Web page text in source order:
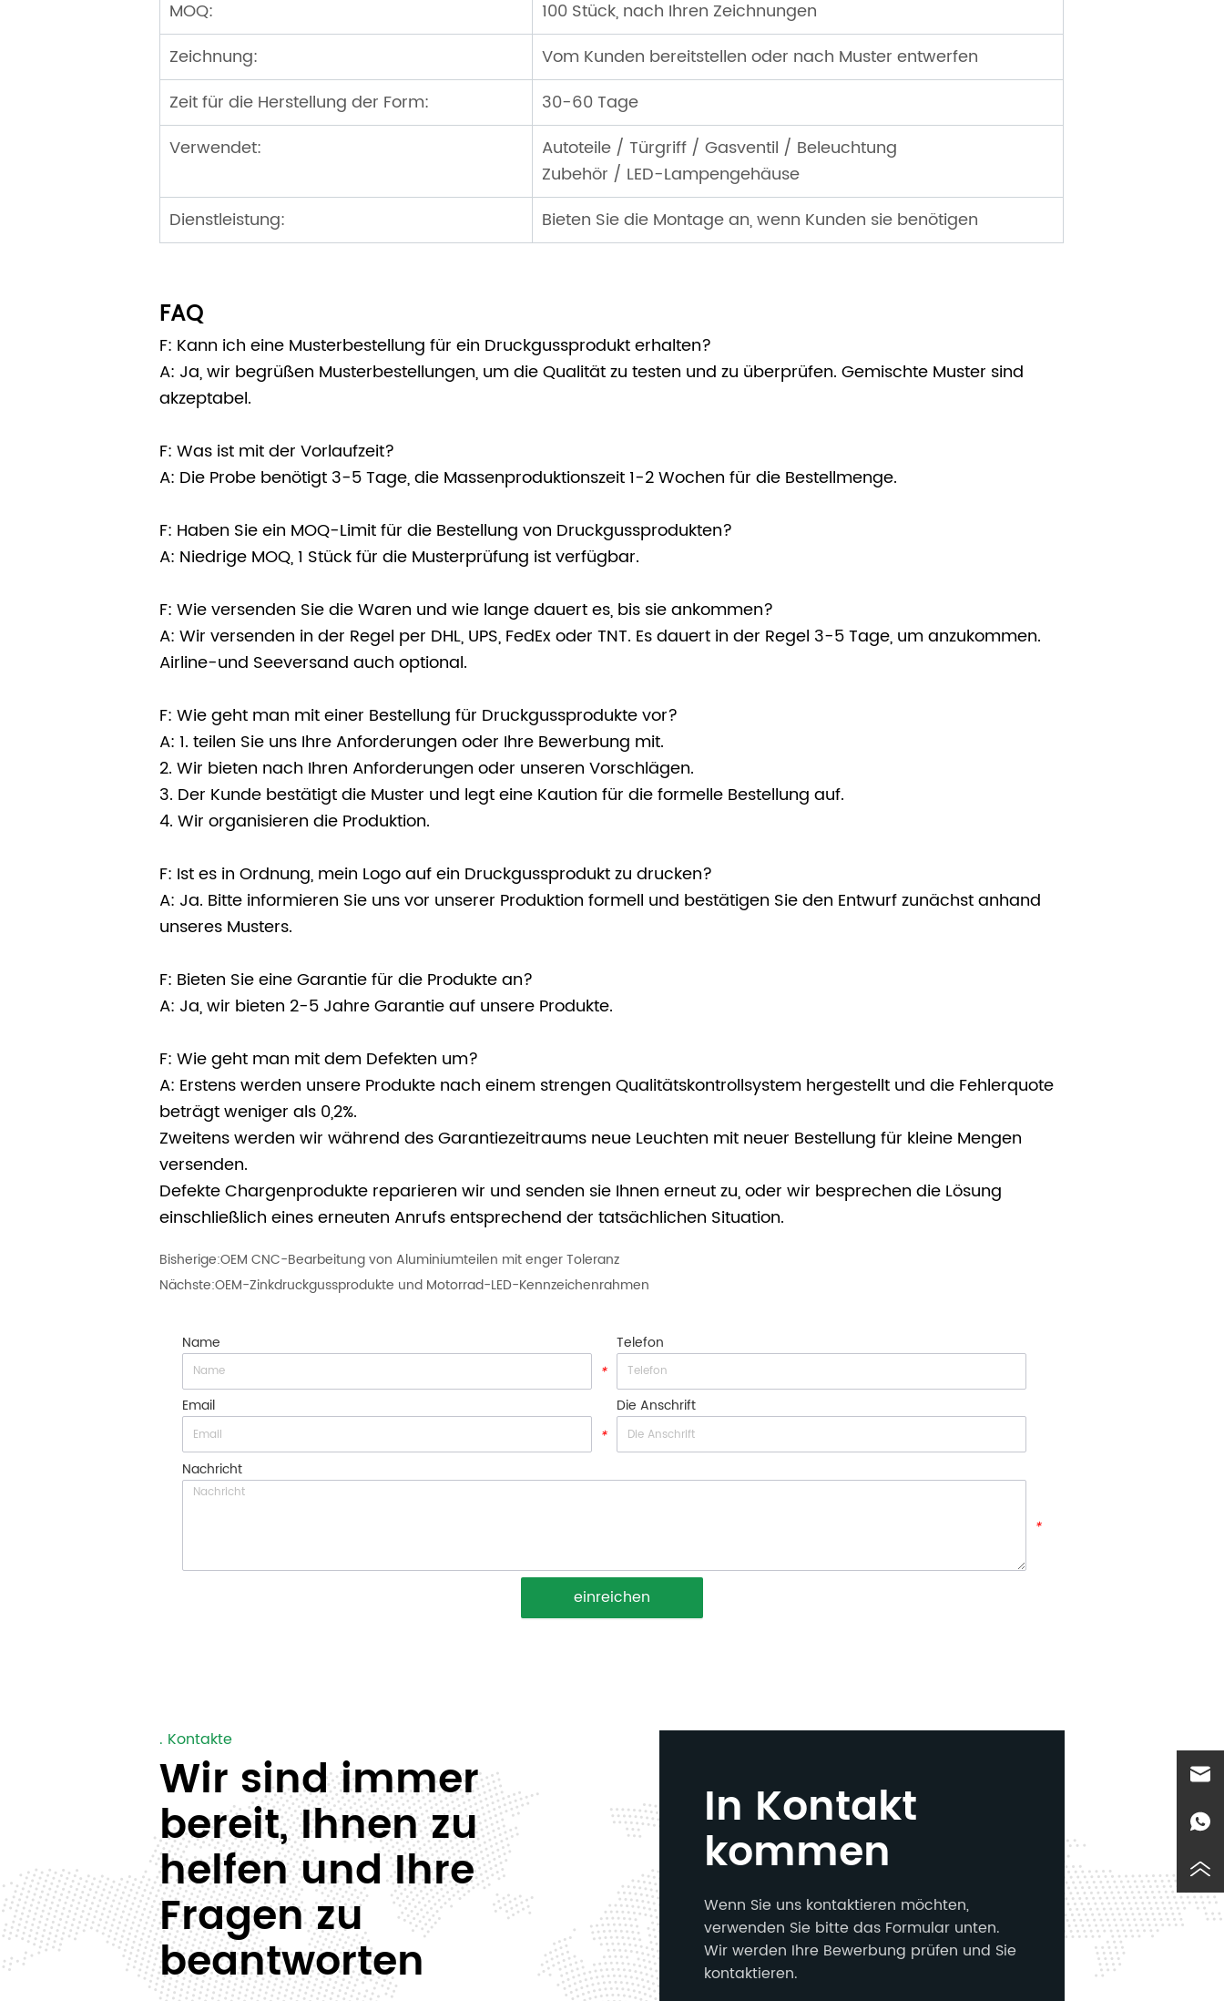
MOQ:
100 Stück, nach Ihren Zeichnungen
Zeichnung:
Vom Kunden bereitstellen oder nach Muster entwerfen
Zeit für die Herstellung der Form:
30-60 Tage
Verwendet:
Autoteile / Türgriff / Gasventil / Beleuchtung
Zubehör / LED-Lampengehäuse
Dienstleistung:
Bieten Sie die Montage an, wenn Kunden sie benötigen
FAQ
F: Kann ich eine Musterbestellung für ein Druckgussprodukt erhalten?
A: Ja, wir begrüßen Musterbestellungen, um die Qualität zu testen und zu überprüfen. Gemischte Muster sind
akzeptabel.
F: Was ist mit der Vorlaufzeit?
A: Die Probe benötigt 3-5 Tage, die Massenproduktionszeit 1-2 Wochen für die Bestellmenge.
F: Haben Sie ein MOQ-Limit für die Bestellung von Druckgussprodukten?
A: Niedrige MOQ, 1 Stück für die Musterprüfung ist verfügbar.
F: Wie versenden Sie die Waren und wie lange dauert es, bis sie ankommen?
A: Wir versenden in der Regel per DHL, UPS, FedEx oder TNT. Es dauert in der Regel 3-5 Tage, um anzukommen.
Airline-und Seeversand auch optional.
F: Wie geht man mit einer Bestellung für Druckgussprodukte vor?
A: 1. teilen Sie uns Ihre Anforderungen oder Ihre Bewerbung mit.
2. Wir bieten nach Ihren Anforderungen oder unseren Vorschlägen.
3. Der Kunde bestätigt die Muster und legt eine Kaution für die formelle Bestellung auf.
4. Wir organisieren die Produktion.
F: Ist es in Ordnung, mein Logo auf ein Druckgussprodukt zu drucken?
A: Ja. Bitte informieren Sie uns vor unserer Produktion formell und bestätigen Sie den Entwurf zunächst anhand
unseres Musters.
F: Bieten Sie eine Garantie für die Produkte an?
A: Ja, wir bieten 2-5 Jahre Garantie auf unsere Produkte.
F: Wie geht man mit dem Defekten um?
A: Erstens werden unsere Produkte nach einem strengen Qualitätskontrollsystem hergestellt und die Fehlerquote
beträgt weniger als 0,2%.
Zweitens werden wir während des Garantiezeitraums neue Leuchten mit neuer Bestellung für kleine Mengen
versenden.
Defekte Chargenprodukte reparieren wir und senden sie Ihnen erneut zu, oder wir besprechen die Lösung
einschließlich eines erneuten Anrufs entsprechend der tatsächlichen Situation.
Bisherige:OEM CNC-Bearbeitung von Aluminiumteilen mit enger Toleranz
Nächste:OEM-Zinkdruckgussprodukte und Motorrad-LED-Kennzeichenrahmen
Name
*
Telefon
Email
*
Die Anschrift
Nachricht
*
einreichen
. Kontakte
Wir sind immer
bereit, Ihnen zu
helfen und Ihre
Fragen zu
beantworten
In Kontakt
kommen
Wenn Sie uns kontaktieren möchten,
verwenden Sie bitte das Formular unten.
Wir werden Ihre Bewerbung prüfen und Sie
kontaktieren.